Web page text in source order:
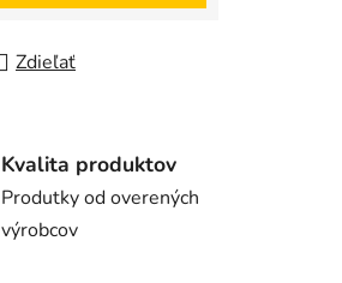
Zdieľať
Kvalita produktov
Produtky od overených
výrobcov